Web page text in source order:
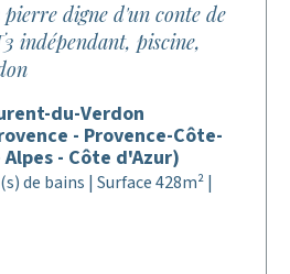
digne d'un conte de
indépendant, piscine,
du-Verdon
- Provence-Côte-
- Côte d'Azur)
de bains | Surface 428m² |